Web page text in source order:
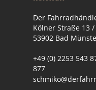
Der
Kölner Straße 13
53902 Bad
+49 (0) 2253 543
877